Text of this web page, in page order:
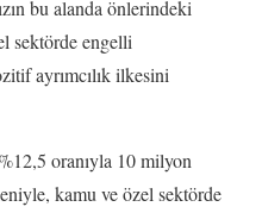
bu alanda önlerindeki
sektörde engelli
ayrımcılık ilkesini
oranıyla 10 milyon
kamu ve özel sektörde